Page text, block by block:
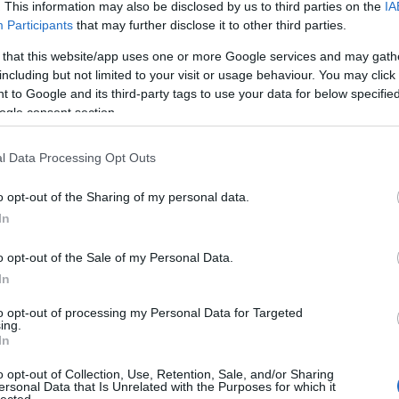
This information may also be disclosed by us to third parties on the
Participants that may further disclose it to other third parties.
that this website/app uses one or more Google services and may
but not limited to your visit or usage behaviour. You may
to Google and its third-party tags to use your data for below
consent section.
Data Processing Opt Outs
opt-out of the Sharing of my personal data.
opt-out of the Sale of my Personal Data.
opt-out of processing my Personal Data for Targeted
opt-out of Collection, Use, Retention, Sale, and/or Sharing
Data that Is Unrelated with the Purposes for which it
hónapokig kóstolgatták, melyik ricotta
a tészta mellé, és azt vették meg, amelyik a
legalább kétszer, kétszer dagasztanak
alapanyagokkal indulnak neki.
frissen vágják a
cserepes
vágva, nem kell egészet kérni. Mindez a
járnak, feltétlenül ajánlott a kipróbálás.
25